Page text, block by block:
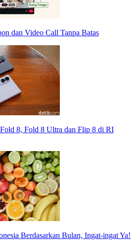
dan Video Call Tanpa Batas
8, Fold 8 Ultra dan Flip 8 di RI
Berdasarkan Bulan, Ingat-ingat Ya!